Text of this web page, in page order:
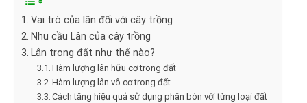
Vai trò của lân đối với cây trồng
Nhu cầu Lân của cây trồng
Lân trong đất như thế nào?
Hàm lượng lân hữu cơ trong đất
Hàm lượng lân vô cơ trong đất
Cách tăng hiệu quả sử dụng phân bón với từng loại đất